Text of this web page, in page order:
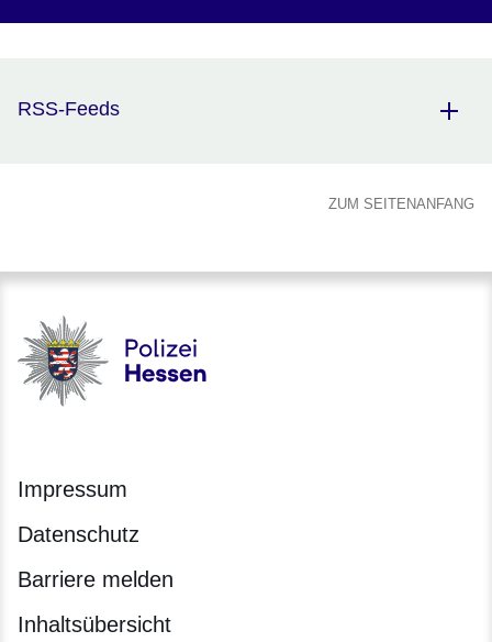
RSS-Feeds
ZUM SEITENANFANG
Polizei - Polizei.hessen.de
Impressum
Datenschutz
Barriere melden
Inhaltsübersicht